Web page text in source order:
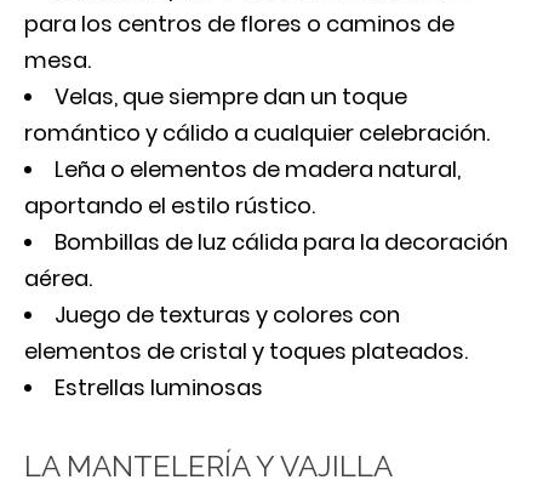
para los centros de flores o caminos de
mesa.
Velas, que siempre dan un toque
romántico y cálido a cualquier celebración.
Leña o elementos de madera natural,
aportando el estilo rústico.
Bombillas de luz cálida para la decoración
aérea.
Juego de texturas y colores con
elementos de cristal y toques plateados.
Estrellas luminosas
LA MANTELERÍA Y VAJILLA